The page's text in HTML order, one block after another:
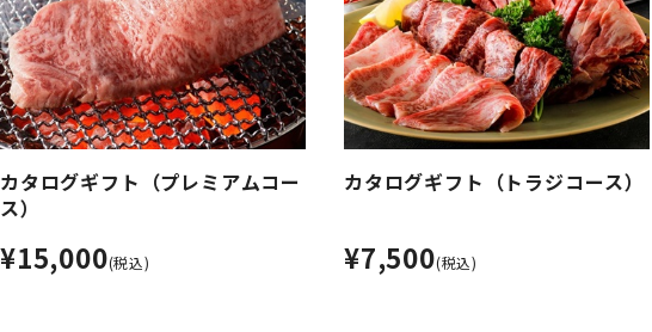
カタログギフト（プレミアムコー
ス）
¥15,000(税込)
カタログギフト（トラジコース）
¥7,500(税込)